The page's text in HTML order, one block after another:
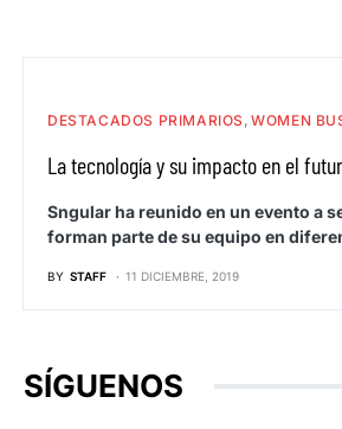
DESTACADOS PRIMARIOS WOMEN
La tecnología y su impacto en el
Sngular ha reunido en un evento a
forman parte de su equipo en
BY STAFF 11 DICIEMBRE, 2019
SÍGUENOS